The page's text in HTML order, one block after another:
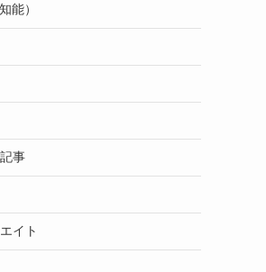
能）
事
イト